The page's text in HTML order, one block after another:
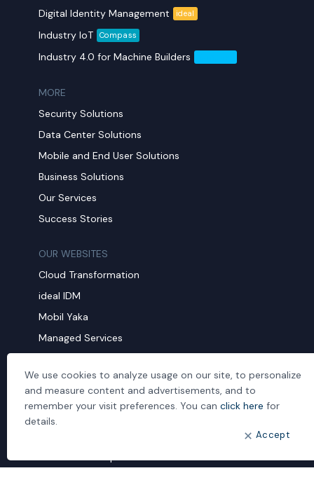
Digital Identity Management ideal
Industry IoT Compass
Industry 4.0 for Machine Builders
MORE​
Security Solutions
Data Center Solutions
Mobile and End User Solutions
Business Solutions
Our Services
Success Stories
OUR WEBSITES
Cloud Transformation
ideal IDM
Mobil Yaka
Managed Services
CORPORATE
About us
Human Resources
We use cookies to analyze usage on our site, to personalize
and measure content and advertisements, and to
remember your visit preferences. You can click here for
details.
Accept